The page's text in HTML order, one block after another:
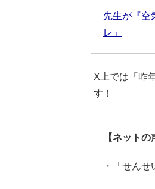
先生が『空
レ」
X上では「昨
す！
【ネットの
・「せん